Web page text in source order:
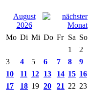
August
2026
Mo Di Mi Do Fr Sa So
1
2
3
4 5 6 7 8
9
10
11 12 13 14 15 16
17
18 19 20 21 22 23